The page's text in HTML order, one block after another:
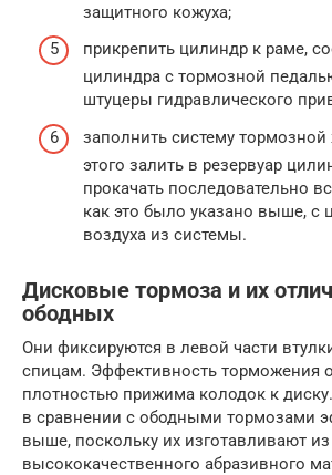
защитного кожуха;
прикрепить цилиндр к раме,
цилиндра с тормозной
штуцеры гидравлического
заполнить систему
этого залить в резервуар
прокачать последовательно
как это было указано выше, с
воздуха из системы.
Дисковые тормоза и их
ободных
Они фиксируются в левой части
спицам. Эффективность торможения
плотностью прижима колодок к
в сравнении с ободными тормозами
выше, поскольку их изготавливают из
высококачественного абразивного